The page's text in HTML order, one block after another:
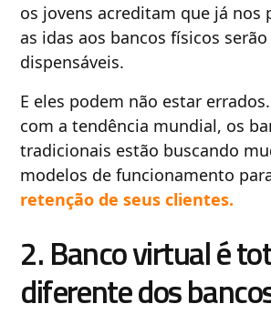
os jovens acreditam que já nos
as idas aos bancos físicos
dispensáveis.
E eles podem não estar
com a tendência mundial, os
tradicionais estão buscando
modelos de funcionamento
retenção de seus clientes.
2. Banco virtual é
diferente dos